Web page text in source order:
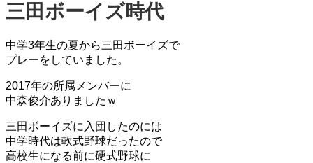
三田ボーイズ時代
中学3年生の夏から三田ボーイズで
プレーをしていました。
2017年の所属メンバーに
中森俊介ありましたｗ
三田ボーイズに入団したのには
中学時代は軟式野球だったので
高校生になる前に硬式野球に